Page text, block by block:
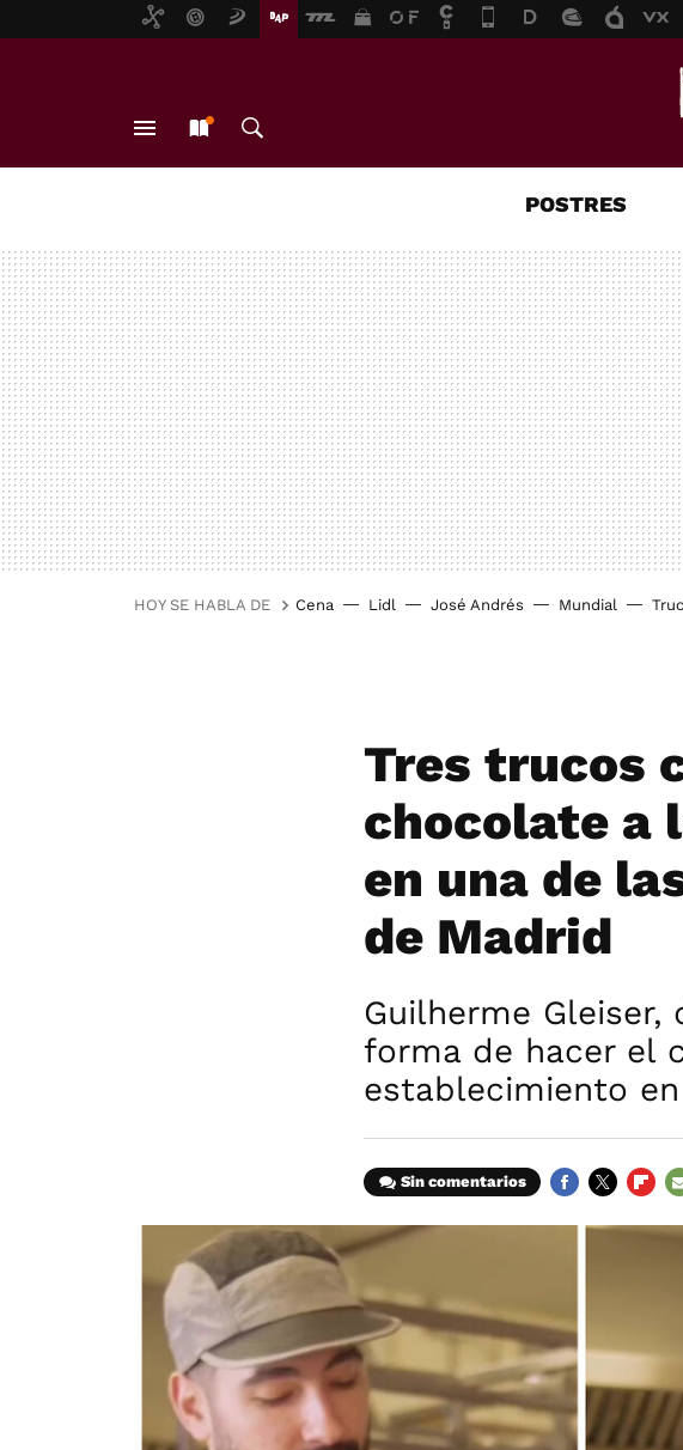
POSTRES
HOY SE HABLA DE Cena Lidl José Andrés Mundial
Tres trucos
chocolate a
en una de
de Madrid
Guilherme
forma de hacer el
establecimiento
Sin comentarios